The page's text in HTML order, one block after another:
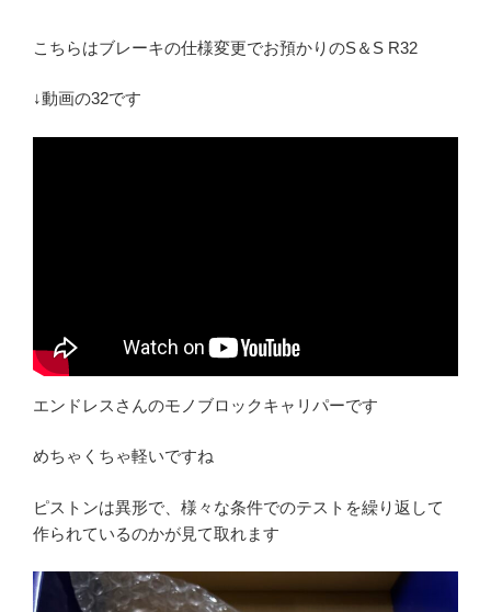
こちらはブレーキの仕様変更でお預かりのS＆S R32
↓動画の32です
エンドレスさんのモノブロックキャリパーです
めちゃくちゃ軽いですね
ピストンは異形で、様々な条件でのテストを繰り返して
作られているのかが見て取れます